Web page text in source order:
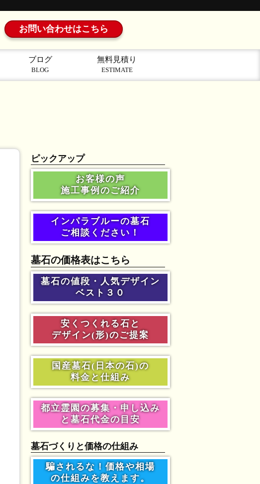
お問い合わせはこちら
ブログ
BLOG
無料見積り
ESTIMATE
ピックアップ
お客様の声
施工事例のご紹介
インパラブルーの墓石
ご相談ください！
墓石の価格表はこちら
墓石の値段・人気デザイン
ベスト３０
安くつくれる石と
デザイン(形)のご提案
国産墓石(日本の石)の
料金と仕組み
都立霊園の募集・申し込み
と墓石代金の目安
墓石づくりと価格の仕組み
騙されるな！価格や相場
の仕組みを教えます。